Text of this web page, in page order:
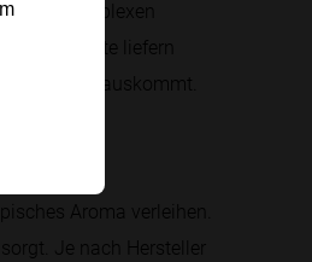
mit komplexen
liefern
Zucker auskommt.
Aroma verleihen.
Je nach Hersteller